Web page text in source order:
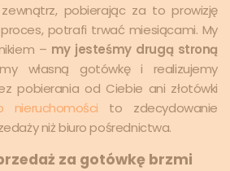
pobierając za to prowizję
potrafi trwać miesiącami. My
– my jesteśmy drugą stroną
własną gotówkę i realizujemy
pobierania od Ciebie ani złotówki
nieruchomości to zdecydowanie
niż biuro pośrednictwa.
za gotówkę brzmi